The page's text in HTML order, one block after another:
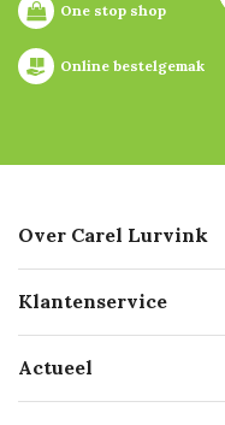
One stop shop
Online bestelgemak
Over Carel Lurvink
Geschiedenis
Missie
Klantenservice
Bezorgen
Actueel